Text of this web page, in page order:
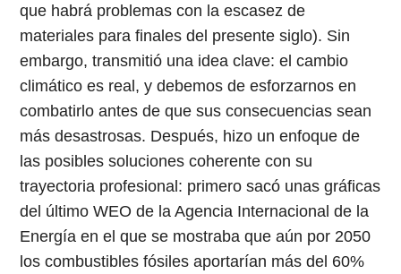
que habrá problemas con la escasez de
materiales para finales del presente siglo). Sin
embargo, transmitió una idea clave: el cambio
climático es real, y debemos de esforzarnos en
combatirlo antes de que sus consecuencias sean
más desastrosas. Después, hizo un enfoque de
las posibles soluciones coherente con su
trayectoria profesional: primero sacó unas gráficas
del último WEO de la Agencia Internacional de la
Energía en el que se mostraba que aún por 2050
los combustibles fósiles aportarían más del 60%